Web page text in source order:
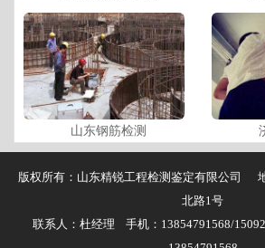
山东钢筋检测
版权所有：山东精锐工程检测鉴定有限公司
北路1号
联系人：杜经理 手机：13854791568/